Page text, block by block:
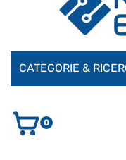
CATEGORIE &
AUDIO E VIDEO
0